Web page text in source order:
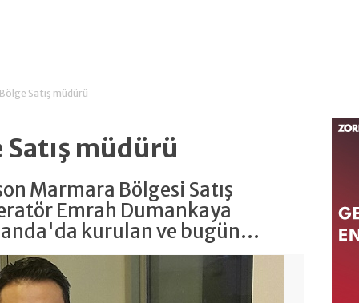
Satış müdürü
Satış müdürü
Marmara Bölgesi Satış
Emrah Dumankaya
kurulan ve bugün...